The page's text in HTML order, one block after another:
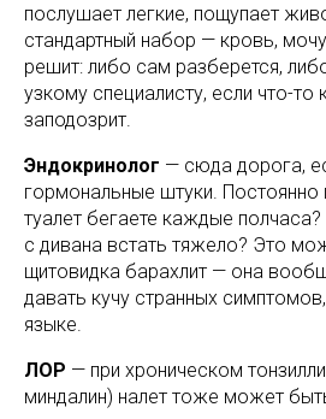
послушает легкие, пощупает
стандартный набор — кровь,
решит: либо сам разберется,
узкому специалисту, если что-то
заподозрит.
Эндокринолог — сюда дорога,
гормональные штуки. Постоянно
туалет бегаете каждые
с дивана встать тяжело? Это
щитовидка барахлит — она
давать кучу странных
языке.
ЛОР — при хроническом
миндалин) налет тоже может